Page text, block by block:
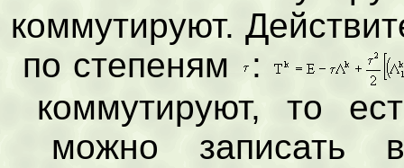
коммутируют.
по степеням
:
коммутируют, то
можно